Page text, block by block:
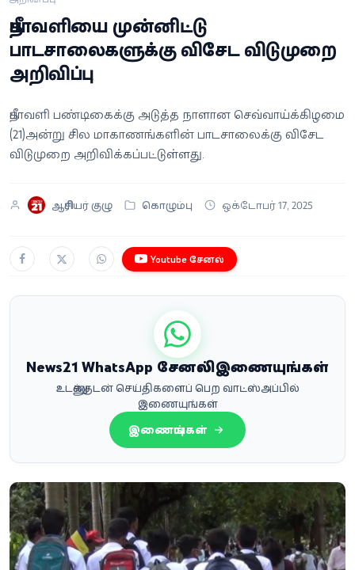
வீடியோ
வணிகம்
வெப்ஸ்டோரி
தீபாவளியை முன்னிட்டு
பாடசாலைகளுக்கு விசேட விடுமுறை
அறிவிப்பு
தீபாவளி பண்டிகைக்கு அடுத்த நாளான செவ்வாய்க்கிழமை
(21)அன்று சில மாகாணங்களின் பாடசாலைக்கு விசேட
விடுமுறை அறிவிக்கப்பட்டுள்ளது.
ஆசிரியர் குழு கொழும்பு ஒக்டோபர் 17, 2025
Youtube சேனல்
News21 WhatsApp சேனலில் இணையுங்கள்
உடனுக்குடன் செய்திகளைப் பெற வாட்ஸ்அப்பில்
இணையுங்கள்
இணையுங்கள்